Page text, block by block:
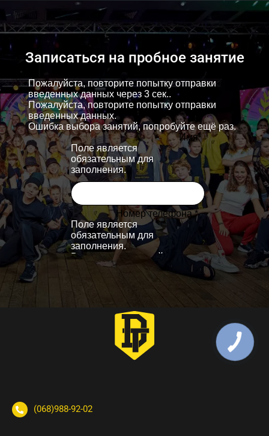
Записаться на пробное занятие
(068)988-92-02